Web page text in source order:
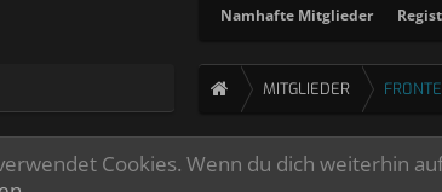
Namhafte Mitglieder
MITGLIEDER
Cookies. Wenn du dich weiterhin